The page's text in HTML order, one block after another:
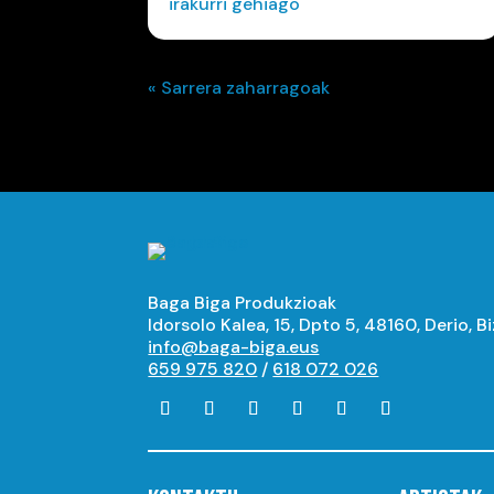
« Sarrera zaharragoak
Baga Biga Produkzioak
Idorsolo Kalea, 15, Dpto 5, 48160, Derio,
info@baga-biga.eus
659 975 820/ 618 072 026